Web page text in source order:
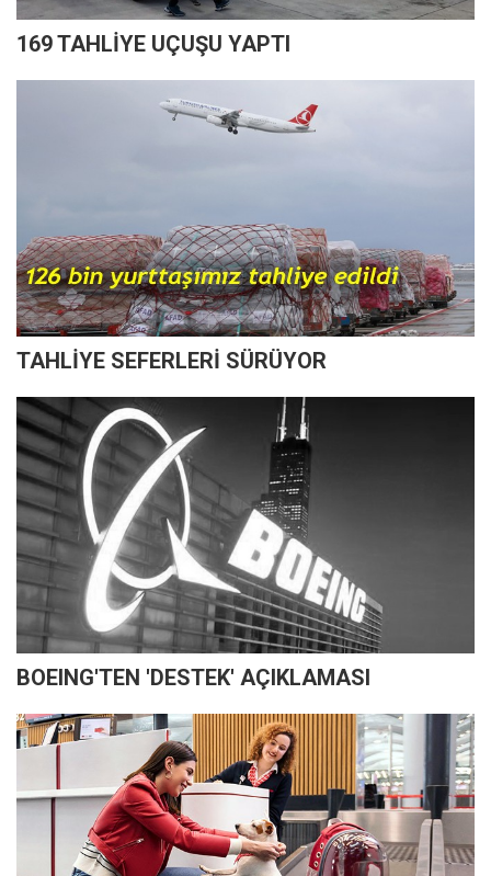
169 TAHLİYE UÇUŞU YAPTI
TAHLİYE SEFERLERİ SÜRÜYOR
BOEING'TEN 'DESTEK' AÇIKLAMASI